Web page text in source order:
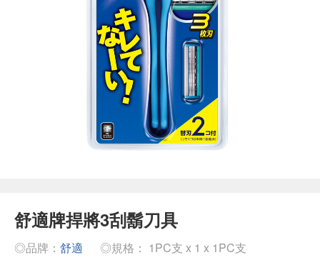
舒適牌捍將3刮鬍刀具
◎品牌： 舒適
◎規格： 1PC支 x 1 x 1PC支